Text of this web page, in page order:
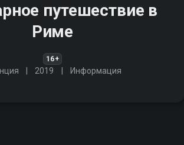
путешествие в
Риме
16+
2019 Информация